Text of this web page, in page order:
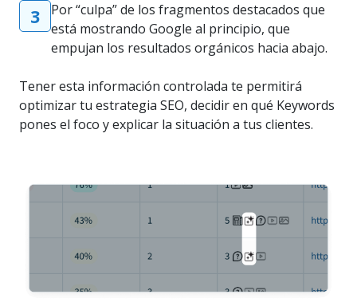
3
Por “culpa” de los fragmentos destacados que
está mostrando Google al principio, que
empujan los resultados orgánicos hacia abajo.
Tener esta información controlada te permitirá
optimizar tu estrategia SEO, decidir en qué Keywords
pones el foco y explicar la situación a tus clientes.